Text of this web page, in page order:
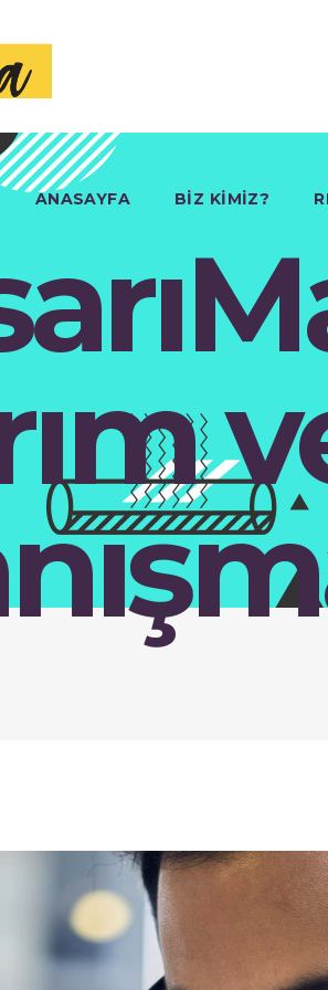
ANASAYFA BIZ KIMIZ?